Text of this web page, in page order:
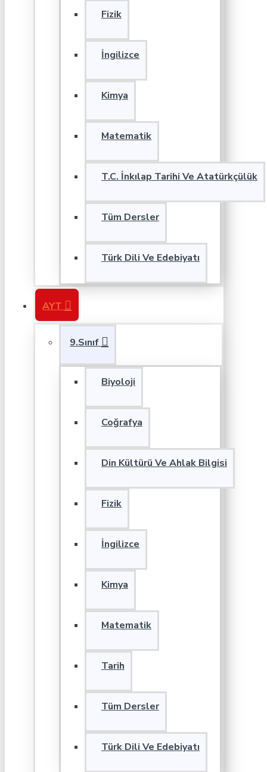
Fizik
İngilizce
Kimya
Matematik
T.C. İnkılap Tarihi Ve Atatürkçülük
Tüm Dersler
Türk Dili Ve Edebiyatı
AYT
9.Sınıf
Biyoloji
Coğrafya
Din Kültürü Ve Ahlak Bilgisi
Fizik
İngilizce
Kimya
Matematik
Tarih
Tüm Dersler
Türk Dili Ve Edebiyatı